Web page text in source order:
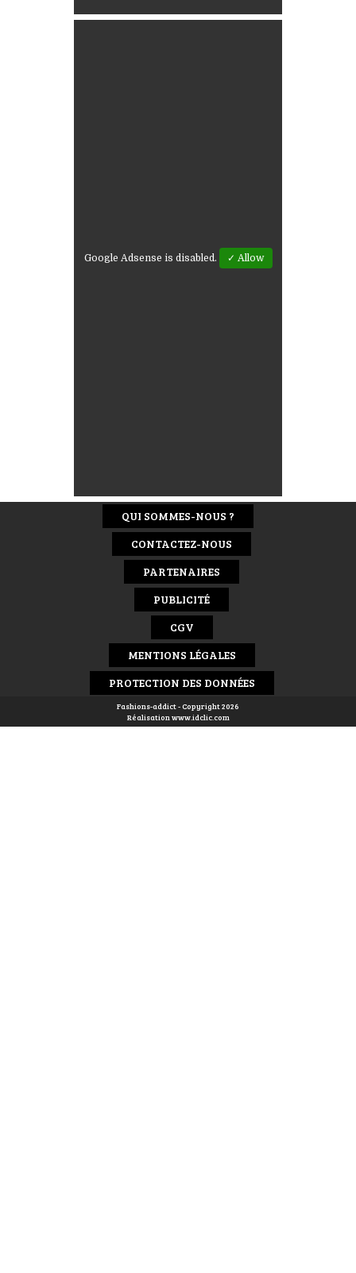
Google Adsense is disabled. ✓ Allow
QUI SOMMES-NOUS ?
CONTACTEZ-NOUS
PARTENAIRES
PUBLICITÉ
CGV
MENTIONS LÉGALES
PROTECTION DES DONNÉES
Fashions-addict - Copyright 2026
Réalisationwww.idclic.com